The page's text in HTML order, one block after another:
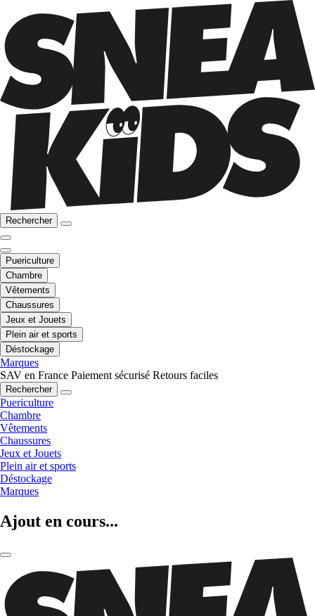
Rechercher
Puericulture
Chambre
Vêtements
Chaussures
Jeux et Jouets
Plein air et sports
Déstockage
Marques
SAV en France Paiement sécurisé Retours faciles
Rechercher
Puericulture
Chambre
Vêtements
Chaussures
Jeux et Jouets
Plein air et sports
Déstockage
Marques
Ajout en cours...